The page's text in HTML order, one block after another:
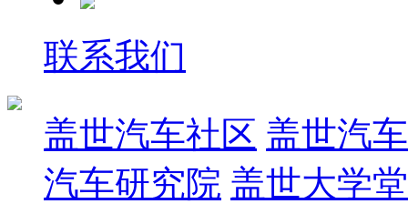
联系我们
盖世汽车社区 盖世汽
汽车研究院 盖世大学堂